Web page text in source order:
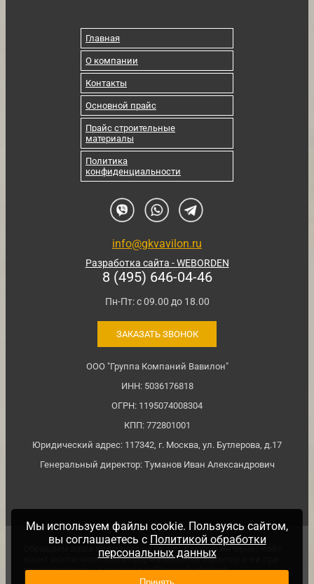
Главная
О компании
Контакты
Основной прайс
Прайс строительные
материалы
Политика
конфиденциальности
info@gkvavilon.ru
Разработка сайта - WEBORDEN
8 (495) 646-04-46
Пн-Пт: с 09.00 до 18.00
ЗАКАЗАТЬ ЗВОНОК
ООО "Группа Компаний Вавилон"
ИНН: 5036176818
ОГРН: 1195074008304
КПП: 772801001
Юридический адрес: 117342, г. Москва, ул. Бутлерова, д.17
Генеральный директор: Туманов Иван Александрович
Обращаем ваше внимание на то, что данный интернет-сайт
носит исключительно информационный характер и ни при
каких условиях не является публичной офертой,
определяемой положениями ч. 2 ст. №437 Гражданского
Мы используем файлы cookie. Пользуясь сайтом,
вы соглашаетесь с Политикой обработки
персональных данных